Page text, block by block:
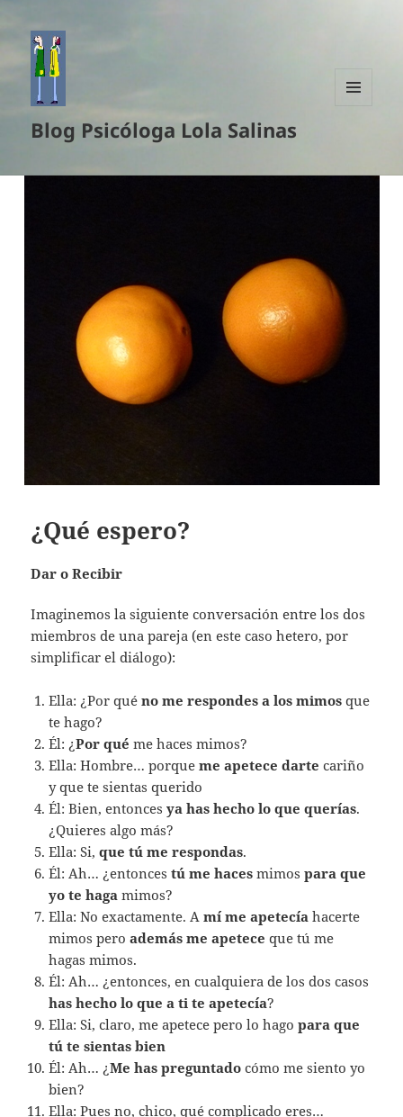
Blog Psicóloga Lola Salinas
¿Qué espero?
Dar o Recibir
Imaginemos la siguiente conversación entre los dos
miembros de una pareja (en este caso hetero, por
simplificar el diálogo):
Ella: ¿Por quéno me respondes a los mimos que
te hago?
Él: ¿Por qué me haces mimos?
Ella: Hombre… porqueme apetece darte cariño
y que te sientas querido
Él: Bien, entoncesya has hecho lo que querías.
¿Quieres algo más?
Ella: Si,que tú me respondas.
Él: Ah… ¿entoncestú me haces mimospara que
yo te haga mimos?
Ella: No exactamente. Amí me apetecía hacerte
mimos peroademás me apetece que tú me
hagas mimos.
Él: Ah… ¿entonces, en cualquiera de los dos casos
has hecho lo que a ti te apetecía?
Ella: Si, claro, me apetece pero lo hagopara que
tú te sientas bien
Él: Ah… ¿Me has preguntado cómo me siento yo
bien?
Ella: Pues no, chico, qué complicado eres…